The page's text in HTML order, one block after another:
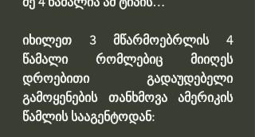
იხილეთ 3 მწარმოებრლის 4
წამალი რომლებიც მიიღეს
დროებითი გადაუდებელი
გამოყენების თანხმოვა ამერიკის
წამლის სააგენტოდან: